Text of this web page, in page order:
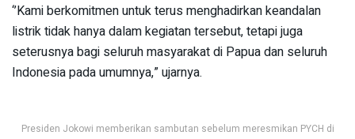
‘’Kami berkomitmen untuk terus menghadirkan keandalan
listrik tidak hanya dalam kegiatan tersebut, tetapi juga
seterusnya bagi seluruh masyarakat di Papua dan seluruh
Indonesia pada umumnya,” ujarnya.
Presiden Jokowi memberikan sambutan sebelum meresmikan PYCH di